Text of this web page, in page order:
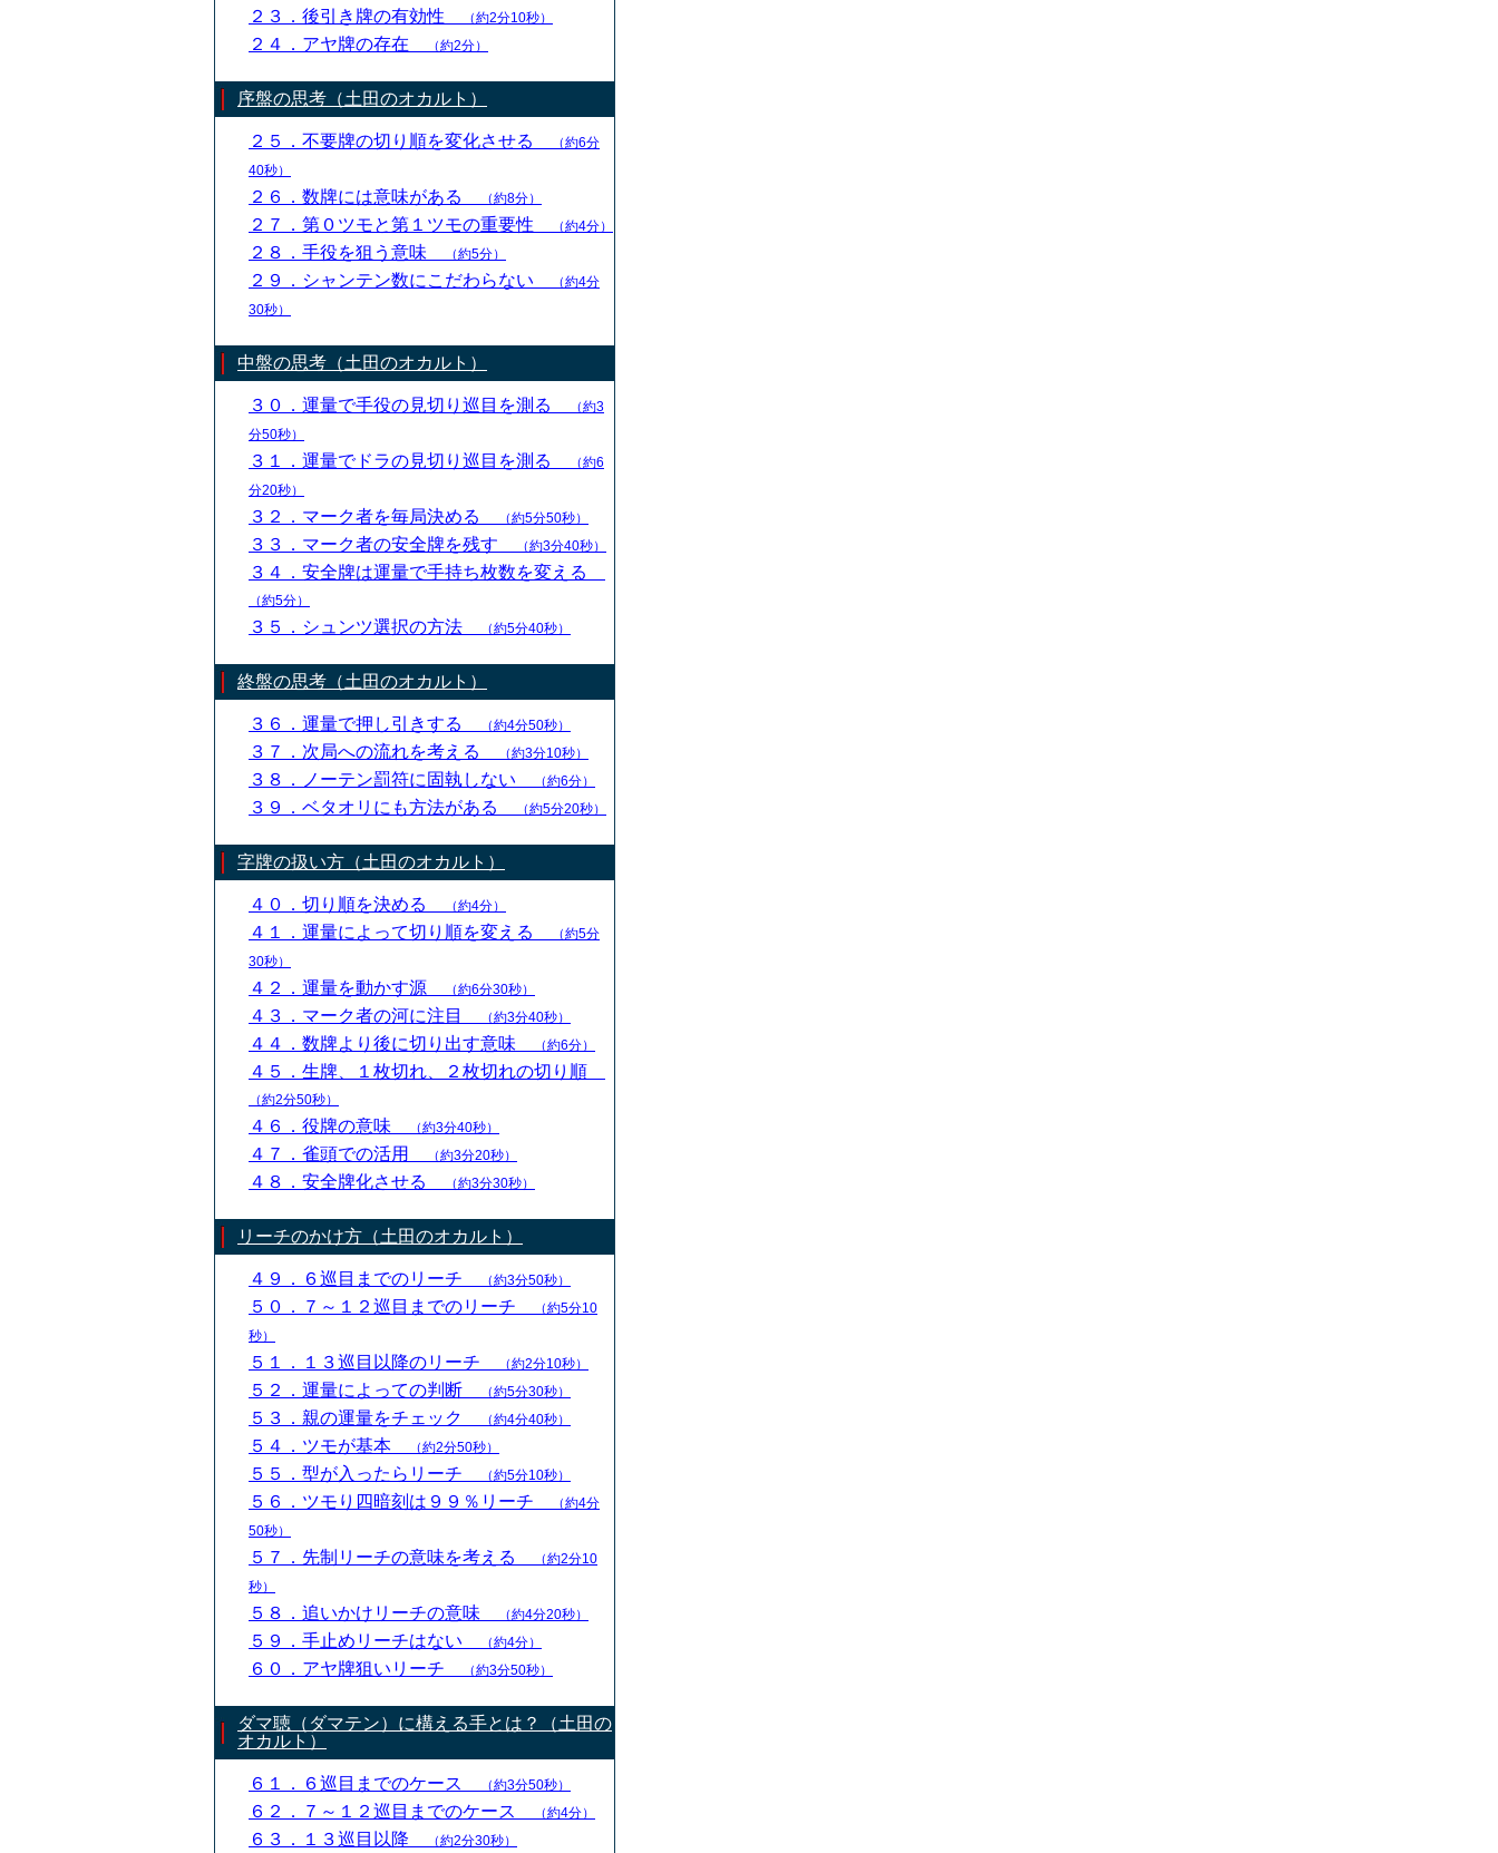
２３．後引き牌の有効性 （約2分10秒）
２４．アヤ牌の存在 （約2分）
序盤の思考（土田のオカルト）
２５．不要牌の切り順を変化させる
（約6分
40秒）
２６．数牌には意味がある （約8分）
２７．第０ツモと第１ツモの重要性 （約4分）
２８．手役を狙う意味 （約5分）
２９．シャンテン数にこだわらない
（約4分
30秒）
中盤の思考（土田のオカルト）
３０．運量で手役の見切り巡目を測る
（約3
分50秒）
３１．運量でドラの見切り巡目を測る
（約6
分20秒）
３２．マーク者を毎局決める （約5分50秒）
３３．マーク者の安全牌を残す （約3分40秒）
３４．安全牌は運量で手持ち枚数を変える
（約5分）
３５．シュンツ選択の方法 （約5分40秒）
終盤の思考（土田のオカルト）
３６．運量で押し引きする （約4分50秒）
３７．次局への流れを考える （約3分10秒）
３８．ノーテン罰符に固執しない （約6分）
３９．ベタオリにも方法がある （約5分20秒）
字牌の扱い方（土田のオカルト）
４０．切り順を決める （約4分）
４１．運量によって切り順を変える
（約5分
30秒）
４２．運量を動かす源 （約6分30秒）
４３．マーク者の河に注目 （約3分40秒）
４４．数牌より後に切り出す意味 （約6分）
４５．生牌、１枚切れ、２枚切れの切り順
（約2分50秒）
４６．役牌の意味 （約3分40秒）
４７．雀頭での活用 （約3分20秒）
４８．安全牌化させる （約3分30秒）
リーチのかけ方（土田のオカルト）
４９．６巡目までのリーチ （約3分50秒）
５０．７～１２巡目までのリーチ
（約5分10
秒）
５１．１３巡目以降のリーチ （約2分10秒）
５２．運量によっての判断 （約5分30秒）
５３．親の運量をチェック （約4分40秒）
５４．ツモが基本 （約2分50秒）
５５．型が入ったらリーチ （約5分10秒）
５６．ツモり四暗刻は９９％リーチ
（約4分
50秒）
５７．先制リーチの意味を考える
（約2分10
秒）
５８．追いかけリーチの意味 （約4分20秒）
５９．手止めリーチはない （約4分）
６０．アヤ牌狙いリーチ （約3分50秒）
ダマ聴（ダマテン）に構える手とは？（土田の
オカルト）
６１．６巡目までのケース （約3分50秒）
６２．７～１２巡目までのケース （約4分）
６３．１３巡目以降 （約2分30秒）